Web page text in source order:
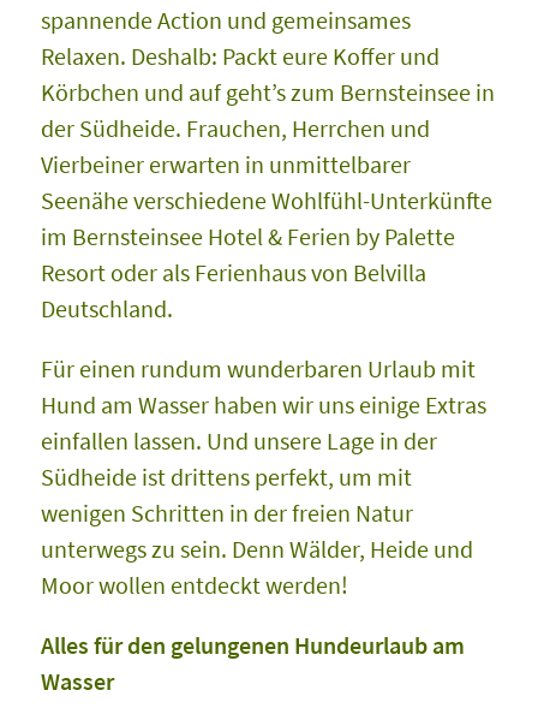
spannende Action und gemeinsames
Relaxen. Deshalb: Packt eure Koffer und
Körbchen und auf geht’s zum Bernsteinsee in
der Südheide. Frauchen, Herrchen und
Vierbeiner erwarten in unmittelbarer
Seenähe verschiedene Wohlfühl-Unterkünfte
im Bernsteinsee Hotel & Ferien by Palette
Resort oder als Ferienhaus von Belvilla
Deutschland.
Für einen rundum wunderbaren Urlaub mit
Hund am Wasser haben wir uns einige Extras
einfallen lassen. Und unsere Lage in der
Südheide ist drittens perfekt, um mit
wenigen Schritten in der freien Natur
unterwegs zu sein. Denn Wälder, Heide und
Moor wollen entdeckt werden!
Alles für den gelungenen Hundeurlaub am
Wasser